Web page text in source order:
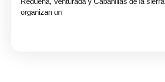
organizan un